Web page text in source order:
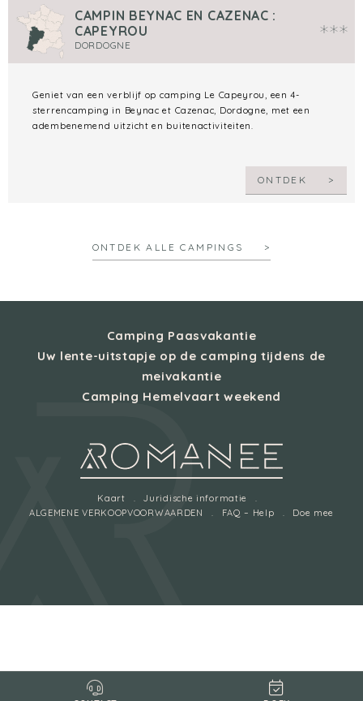
CAMPIN BEYNAC EN CAZENAC :
CAPEYROU
DORDOGNE
Geniet van een verblijf op camping Le Capeyrou, een 4-
sterrencamping in Beynac et Cazenac, Dordogne, met een
adembenemend uitzicht en buitenactiviteiten.
ONTDEK
ONTDEK ALLE CAMPINGS
Camping Paasvakantie
Uw lente-uitstapje op de camping tijdens de
meivakantie
Camping Hemelvaart weekend
Kaart
Juridische informatie
ALGEMENE VERKOOPVOORWAARDEN
FAQ – Help Doe mee